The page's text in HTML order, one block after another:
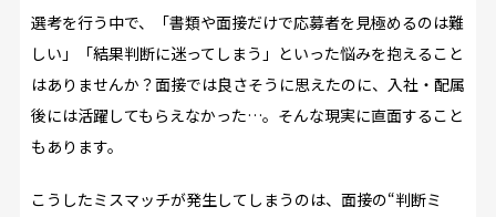
選考を行う中で、「書類や面接だけで応募者を見極めるのは難
しい」「結果判断に迷ってしまう」といった悩みを抱えること
はありませんか？面接では良さそうに思えたのに、入社・配属
後には活躍してもらえなかった…。そんな現実に直面すること
もあります。
こうしたミスマッチが発生してしまうのは、面接の“判断ミ